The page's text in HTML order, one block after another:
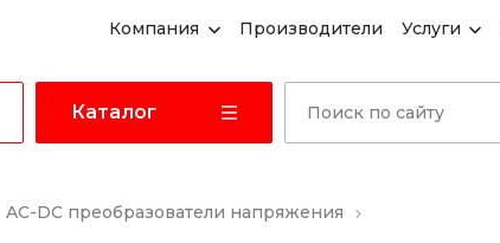
Компания Производители Услуги
Каталог
AC-DC преобразователи напряжения